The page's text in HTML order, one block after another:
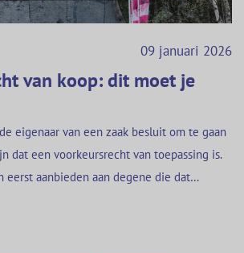
09 januari 2026
van koop: dit moet je
eigenaar van een zaak besluit om te gaan
dat een voorkeursrecht van toepassing is.
eerst aanbieden aan degene die dat
Diegene wordt de voorkeursgerechtigde
verschil met de koopoptie is dat bij het